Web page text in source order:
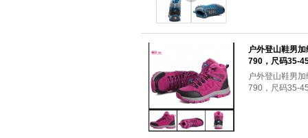
户外登山鞋男
790，尺码35-
户外登山鞋男
790，尺码35-